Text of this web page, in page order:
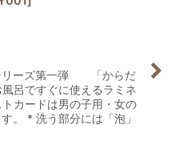
リーズ第一弾 「からだ
呂ですぐに使えるラミネ
カードは男の子用・女の
。 * 洗う部分には「泡」